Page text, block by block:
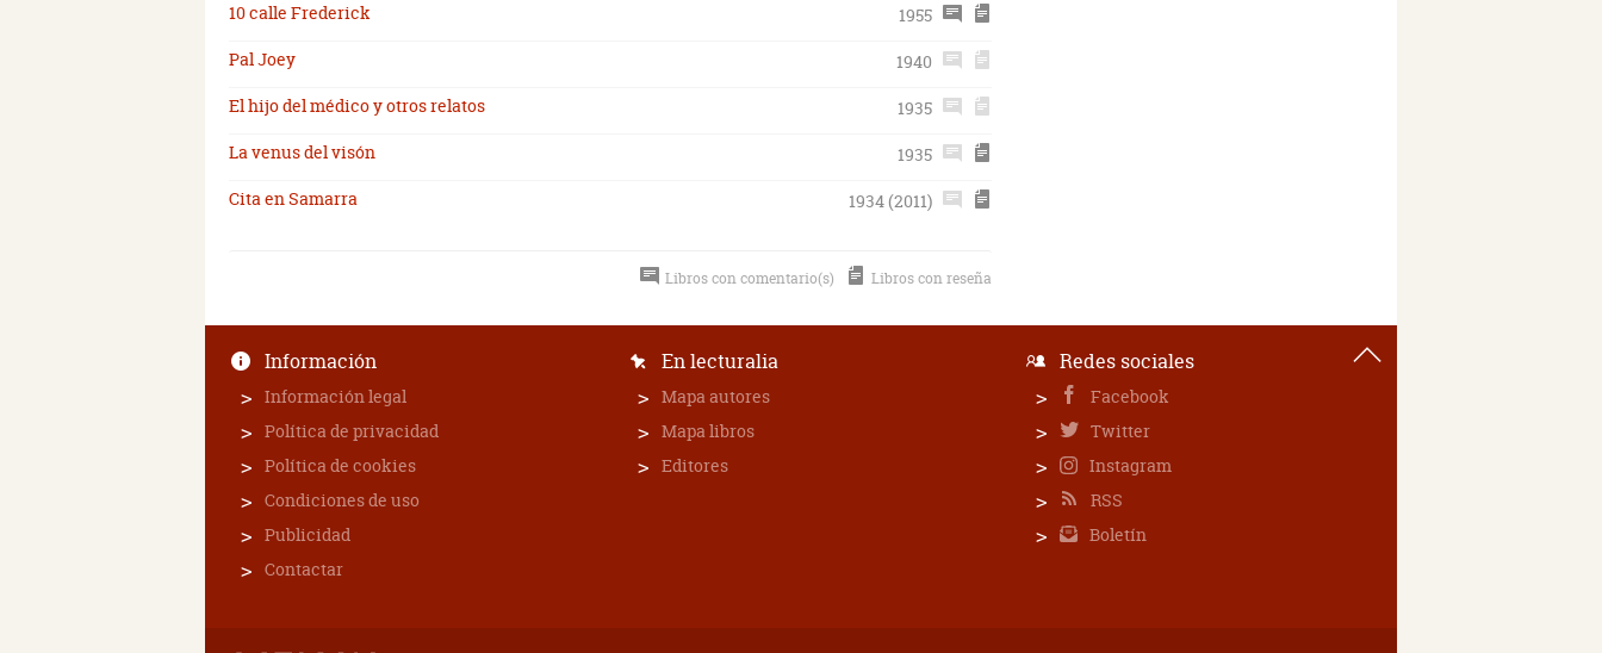
10 calle Frederick
1955
Pal Joey
1940
El hijo del médico y otros relatos
1935
La venus del visón
1935
Cita en Samarra
1934 (2011)
Libros con comentario(s) Libros con reseña
Información
Información legal
Política de privacidad
Política de cookies
Condiciones de uso
Publicidad
Contactar
En lecturalia
Mapa autores
Mapa libros
Editores
Redes sociales
Facebook
Twitter
Instagram
RSS
Boletín